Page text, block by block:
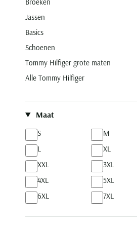
Jassen
Basics
Schoenen
Tommy Hilfiger grote maten
Alle Tommy Hilfiger
Maat
S
M
L
XL
XXL
3XL
4XL
5XL
6XL
7XL